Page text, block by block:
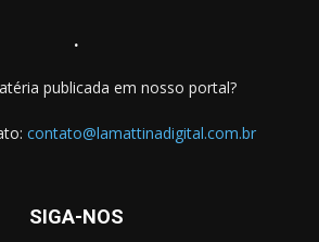
.
publicada em nosso portal?
contato@lamattinadigital.com.br
SIGA-NOS